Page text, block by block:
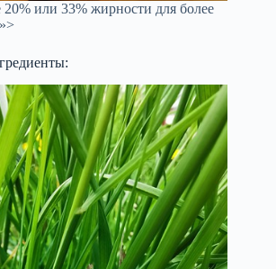
или 33% жирности для более